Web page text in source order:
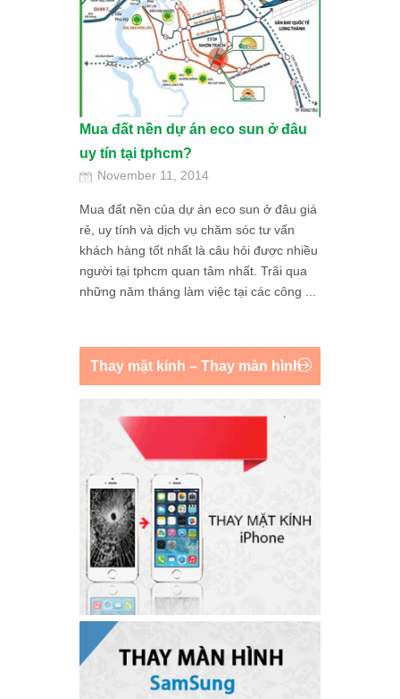
Mua đất nền dự án eco sun ở đâu
uy tín tại tphcm?
November 11, 2014
Mua đất nền của dự án eco sun ở đâu giá
rẻ, uy tính và dịch vụ chăm sóc tư vấn
khách hàng tốt nhất là câu hỏi được nhiều
người tại tphcm quan tâm nhất. Trãi qua
những năm tháng làm việc tại các công ...
Thay mặt kính – Thay màn hình